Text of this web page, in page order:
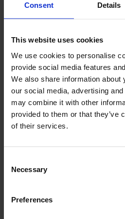
Consent Details
This website uses cookies
We use cookies to personalise
provide social media features
We also share information about
our social media, advertising
may combine it with other
provided to them or that they’ve
of their services.
Selection
Necessary
Preferences
Le diagnostic précis : l’œil de
Des techniciens expérimentés
inspection minutieuse de vos
zones d’infestation clés de ce
permet de créer un plan de
Faire appel à des techniciens
ministère de l’Écologie, garantit